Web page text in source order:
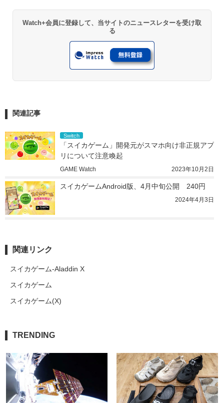
Watch+会員に登録して、当サイトのニュースレターを受け取
る
関連記事
Switch
「スイカゲーム」開発元がスマホ向け非正規アプ
リについて注意喚起
GAME Watch 2023年10月2日
スイカゲームAndroid版、4月中旬公開　240円
2024年4月3日
関連リンク
スイカゲーム-Aladdin X
スイカゲーム
スイカゲーム(X)
TRENDING